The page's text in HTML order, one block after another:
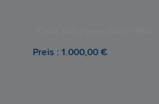
Preis : 1.000,00 €